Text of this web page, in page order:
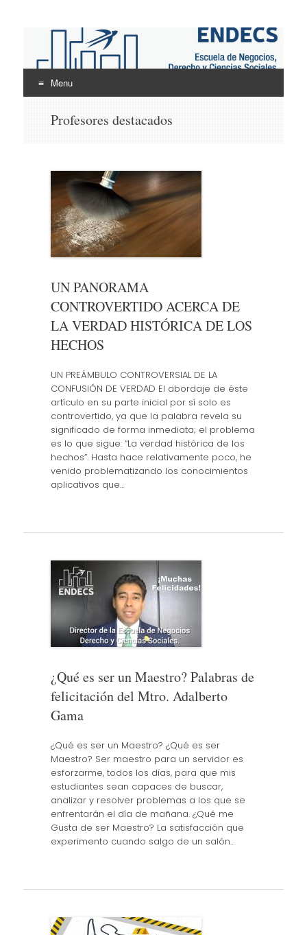
ENDECS
Escuela de Negocios Derecho y Ciencias Sociales
Menu
Profesores destacados
UN PANORAMA
CONTROVERTIDO ACERCA DE
LA VERDAD HISTÓRICA DE LOS
HECHOS
UN PREÁMBULO CONTROVERSIAL DE LA
CONFUSIÓN DE VERDAD El abordaje de éste
artículo en su parte inicial por sí solo es
controvertido, ya que la palabra revela su
significado de forma inmediata; el problema
es lo que sigue: “La verdad histórica de los
hechos”. Hasta hace relativamente poco, he
venido problematizando los conocimientos
aplicativos que…
¿Qué es ser un Maestro? Palabras de
felicitación del Mtro. Adalberto
Gama
¿Qué es ser un Maestro? ¿Qué es ser
Maestro? Ser maestro para un servidor es
esforzarme, todos los días, para que mis
estudiantes sean capaces de buscar,
analizar y resolver problemas a los que se
enfrentarán el día de mañana. ¿Qué me
Gusta de ser Maestro? La satisfacción que
experimento cuando salgo de un salón…